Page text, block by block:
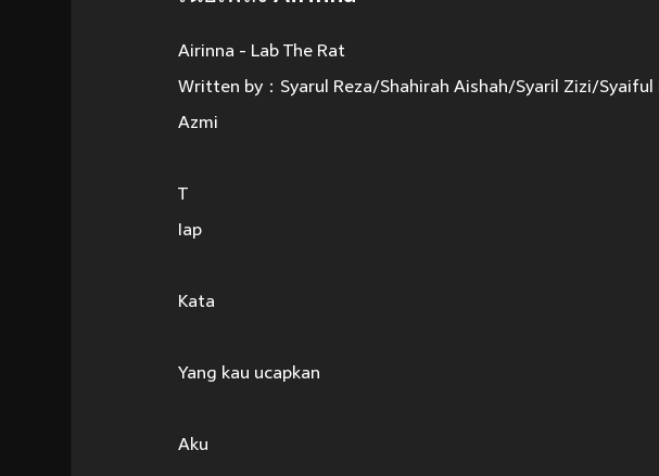
Airinna - Lab The Rat
Written by：Syarul Reza/Shahirah Aishah/Syaril Zizi/
Azmi
T
Iap
Kata
Yang kau ucapkan
Aku